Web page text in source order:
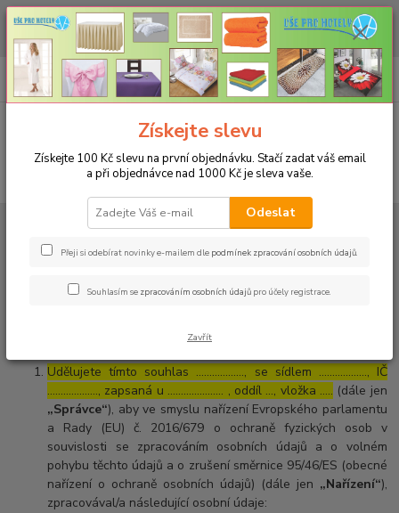
CHCETE NAKOUPIT VĚTŠÍ MNOŽSTVÍ NAŠICH PRODUKTŮ ZA LEPŠÍ
CENU? Klikněte ZDE
CZK
+420 773 794 023
Pondělí-pátek 9-16 hodin
0ks
za0 Kč
Souhlas se zpracováním osobních údajů pro účely zobrazování
Souhlas se zpracováním osobních
marketingových nabídek
Udělujete tímto souhlas ……………..., se sídlem ………………, IČ
………………., zapsaná u ………………… , oddíl …, vložka ….. (dále jen
„Správce“), aby ve smyslu nařízení Evropského parlamentu
a Rady (EU) č. 2016/679 o ochraně fyzických osob v
souvislosti se zpracováním osobních údajů a o volném
pohybu těchto údajů a o zrušení směrnice 95/46/ES (obecné
nařízení o ochraně osobních údajů) (dále jen „Nařízení“),
zpracovával/a následující osobní údaje:
Získejte slevu
Získejte 100 Kč slevu na první objednávku. Stačí zadat váš email
a při objednávce nad 1000 Kč je sleva vaše.
Odeslat
Přeji si odebírat novinky e-mailem dle podmínek zpracování osobních údajů.
Souhlasím se zpracováním osobních údajů pro účely registrace.
Zavřít